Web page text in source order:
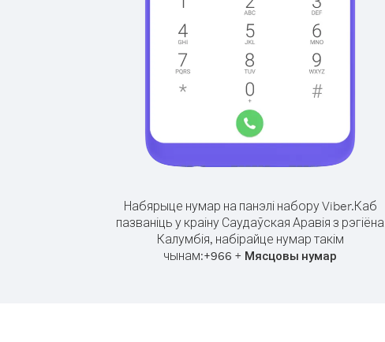
Набярыце нумар на панэлі набору Viber.Каб
пазваніць у краіну Саудаўская Аравія з рэгіёна
Калумбія, набірайце нумар такім
чынам:+966 + Мясцовы нумар